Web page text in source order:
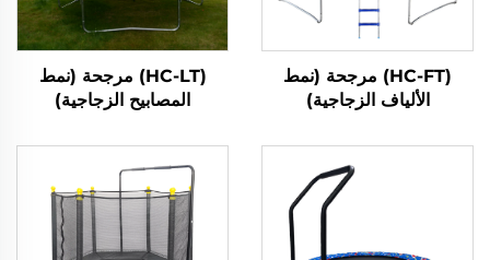
(HC-FT) مرجحة (نمط
الألياف الزجاجية)
(HC-LT) مرجحة (نمط
المصابيح الزجاجية)